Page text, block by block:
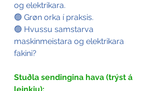
og elektrikara.
🟢 Grøn orka í praksis.
🟢 Hvussu samstarva
maskinmeistara og elektrikara
fakini?
Stuðla sendingina hava (trýst á